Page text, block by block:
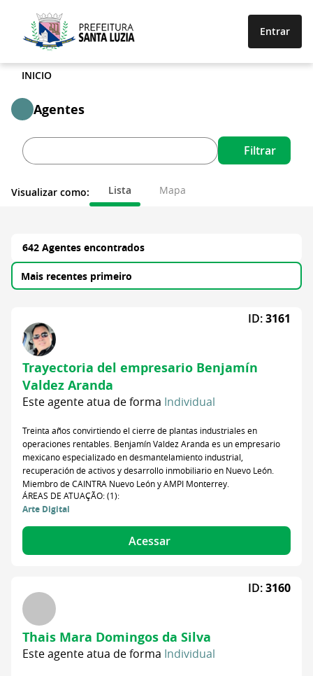
Entrar
INICIO
Agentes
Visualizar como: Lista Mapa
Filtrar
642 Agentes encontrados
Trayectoria del empresario Benjamín
Valdez Aranda
Este agente atua de forma Individual
ID:3161
Treinta años convirtiendo el cierre de plantas industriales en
operaciones rentables. Benjamín Valdez Aranda es un empresario
mexicano especializado en desmantelamiento industrial,
recuperación de activos y desarrollo inmobiliario en Nuevo León.
Miembro de CAINTRA Nuevo León y AMPI Monterrey.
ÁREAS DE ATUAÇÃO: (1):
Arte Digital
Acessar
Thais Mara Domingos da Silva
Este agente atua de forma Individual
ID:3160